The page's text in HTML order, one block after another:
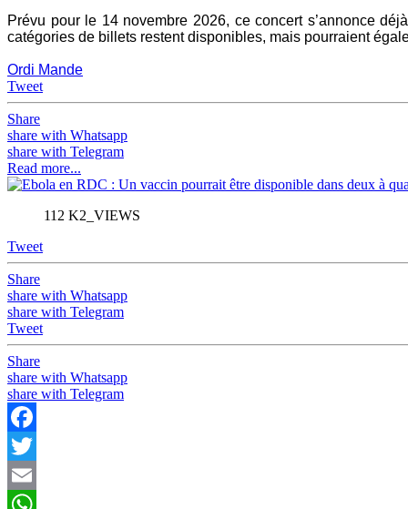
Prévu pour le 14 novembre 2026, ce concert s’annonce
catégories de billets restent disponibles, mais pourraient
Ordi Mande
Tweet
Share
share with Whatsapp
share with Telegram
Read more...
112 K2_VIEWS
Tweet
Share
share with Whatsapp
share with Telegram
Tweet
Share
share with Whatsapp
share with Telegram
Facebook
Twitter
Email